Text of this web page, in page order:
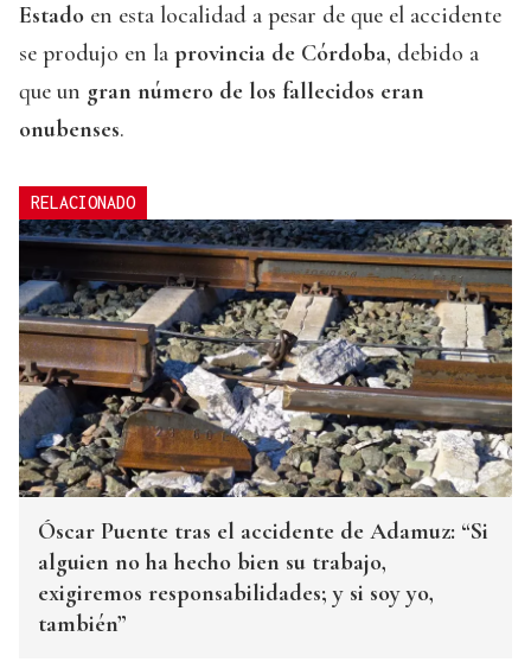
Estado en esta localidad a pesar de que el accidente
se produjo en la provincia de Córdoba, debido a
que un gran número de los fallecidos eran
onubenses.
RELACIONADO
Óscar Puente tras el accidente de Adamuz: “Si
alguien no ha hecho bien su trabajo,
exigiremos responsabilidades; y si soy yo,
también”